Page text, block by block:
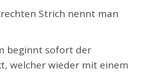
Strich nennt man
beginnt sofort der
welcher wieder mit einem